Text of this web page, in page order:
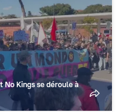
Kings se déroule à